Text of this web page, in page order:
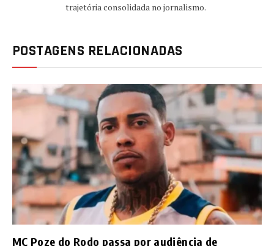
trajetória consolidada no jornalismo.
POSTAGENS RELACIONADAS
MC Poze do Rodo passa por audiência de